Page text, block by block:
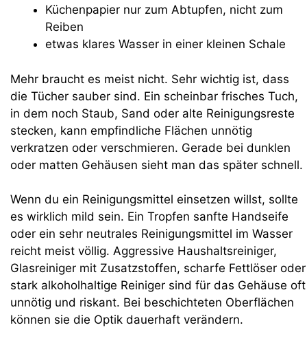
Küchenpapier nur zum Abtupfen, nicht zum
Reiben
etwas klares Wasser in einer kleinen Schale
Mehr braucht es meist nicht. Sehr wichtig ist, dass
die Tücher sauber sind. Ein scheinbar frisches Tuch,
in dem noch Staub, Sand oder alte Reinigungsreste
stecken, kann empfindliche Flächen unnötig
verkratzen oder verschmieren. Gerade bei dunklen
oder matten Gehäusen sieht man das später schnell.
Wenn du ein Reinigungsmittel einsetzen willst, sollte
es wirklich mild sein. Ein Tropfen sanfte Handseife
oder ein sehr neutrales Reinigungsmittel im Wasser
reicht meist völlig. Aggressive Haushaltsreiniger,
Glasreiniger mit Zusatzstoffen, scharfe Fettlöser oder
stark alkoholhaltige Reiniger sind für das Gehäuse oft
unnötig und riskant. Bei beschichteten Oberflächen
können sie die Optik dauerhaft verändern.